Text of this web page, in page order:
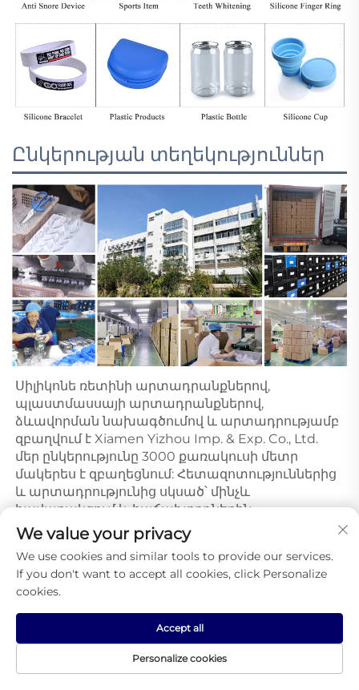
Ընկերության տեղեկություններ
Սիլիկոնե ռետինի արտադրանքներով,
պլաստմասսայի արտադրանքներով,
ձևավորման նախագծումով և արտադրությամբ
զբաղվում է Xiamen Yizhou Imp. & Exp. Co., Ltd.
մեր ընկերությունը 3000 քառակուսի մետր
մակերես է զբաղեցնում: Հետազոտություններից
և արտադրությունից սկսած՝ մինչև
հավաքակցում և հաճախորդներին
սպասարկում, մենք կարող ենք իրականացնել
մեկ շարք ստանդարտ արտադրություն: Մենք
հիանալի տեխնոլոգիաների, առաջատար
սարքավորումների և ամբողջական
կառավարման համակարգի շնորհիվ հիանալի
արձագանք ենք ստանում բոլոր
հաճախորդներից: Մեր նպատակն է ավելի լայն
տիրույթում աշխատել՝ բավարարելու
ցանկացած հաճախորդի պահանջները:
We value your privacy
We use cookies and similar tools to provide our services.
If you don't want to accept all cookies, click Personalize
cookies.
Personalize cookies
Accept all